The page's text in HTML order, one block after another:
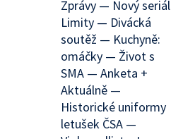
Zprávy — Nový seriál
Limity — Divácká
soutěž — Kuchyně:
omáčky — Život s
SMA — Anketa +
Aktuálně —
Historické uniformy
letušek ČSA —